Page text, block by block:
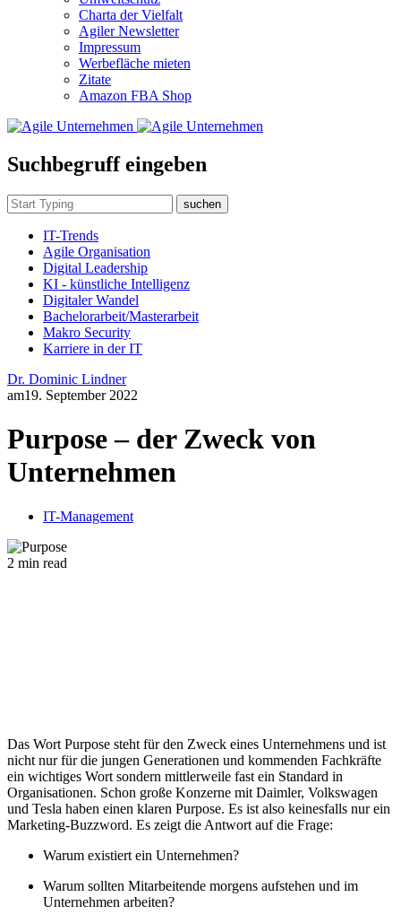
Charta der Vielfalt
Agiler Newsletter
Impressum
Werbefläche mieten
Zitate
Amazon FBA Shop
Suchbegruff eingeben
suchen
IT-Trends
Agile Organisation
Digital Leadership
KI - künstliche Intelligenz
Digitaler Wandel
Bachelorarbeit/Masterarbeit
Makro Security
Karriere in der IT
Dr. Dominic Lindner
am19. September 2022
Purpose – der Zweck von
Unternehmen
IT-Management
2 min read
Das Wort Purpose steht für den Zweck eines Unternehmens und ist
nicht nur für die jungen Generationen und kommenden Fachkräfte
ein wichtiges Wort sondern mittlerweile fast ein Standard in
Organisationen. Schon große Konzerne mit Daimler, Volkswagen
und Tesla haben einen klaren Purpose. Es ist also keinesfalls nur ein
Marketing-Buzzword. Es zeigt die Antwort auf die Frage:
Warum existiert ein Unternehmen?
Warum sollten Mitarbeitende morgens aufstehen und im
Unternehmen arbeiten?